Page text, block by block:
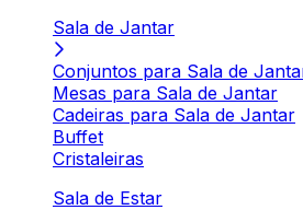
Sala de Jantar
Conjuntos para Sala de
Mesas para Sala de Jantar
Cadeiras para Sala de Jantar
Buffet
Cristaleiras
Sala de Estar